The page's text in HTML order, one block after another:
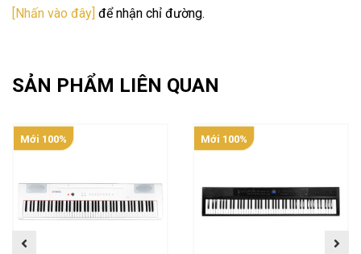
[Nhấn vào đây] để nhận chỉ đường.
SẢN PHẨM LIÊN QUAN
Mới 100% Mới 100%